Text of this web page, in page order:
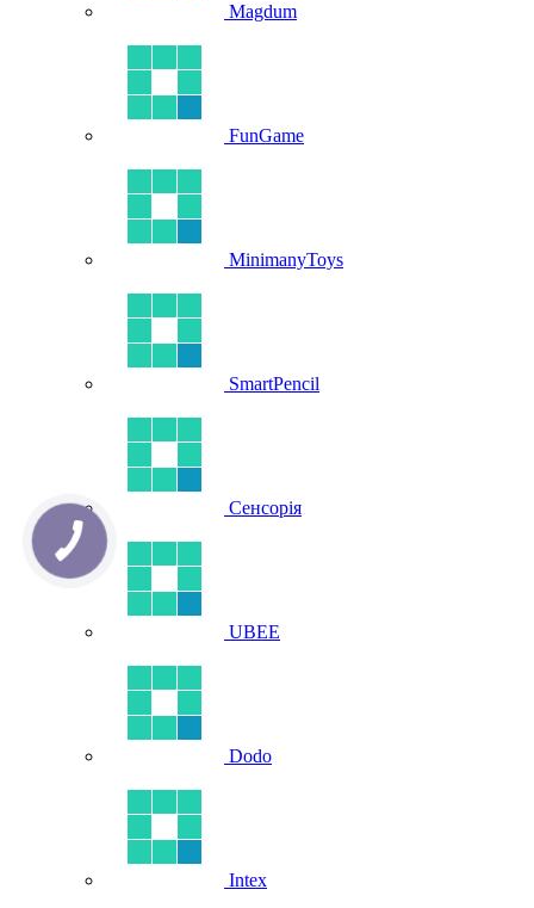
Magdum
FunGame
MinimanyToys
SmartPencil
Сенсорія
UBEE
Dodo
Intex